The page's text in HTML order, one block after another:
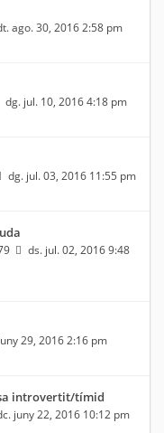
ago. 30, 2016 2:58 pm
dg. jul. 10, 2016 4:18 pm
dg. jul. 03, 2016 11:55 pm
ds. jul. 02, 2016 9:48
29, 2016 2:16 pm
introvertit/tímid
juny 22, 2016 10:12 pm